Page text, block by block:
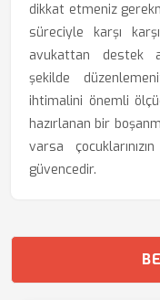
dikkat etmeniz
süreciyle karşı
avukattan destek
şekilde
ihtimalini önemli
hazırlanan bir
varsa
güvencedir.